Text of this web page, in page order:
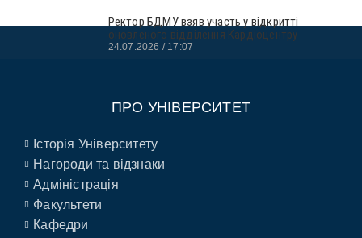
Ректор БДМУ взяв участь у відкритті
оновленого відділення Кардіоцентру
24.07.2026 17:07
ПРО УНІВЕРСИТЕТ
Історія Університету
Нагороди та відзнаки
Адміністрація
Факультети
Кафедри